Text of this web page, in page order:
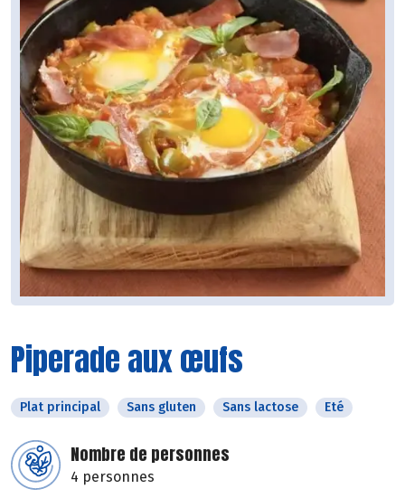
Piperade aux œufs
Plat principal Sans gluten Sans lactose Eté
Nombre de personnes
4 personnes